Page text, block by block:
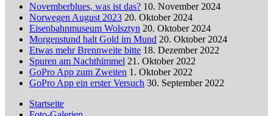
Novemberblues, was ist das? 10. November 2024
Norwegen August 2023 20. Oktober 2024
Eisenbahnmuseum Wolsztyn 20. Oktober 2024
Morgenstund halt Gold im Mund 20. Oktober 2024
Etwas mehr Brennweite bitte 18. Dezember 2022
Spuren am Nachthimmel 21. Oktober 2022
GoPro App zum Zweiten 1. Oktober 2022
GoPro App ein erster Versuch 30. September 2022
Startseite